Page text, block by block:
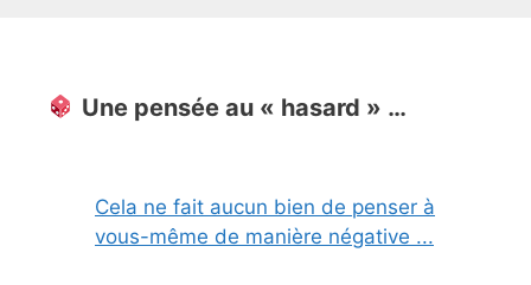
Une pensée au « hasard » …
Cela ne fait aucun bien de penser à
vous-même de manière négative ...